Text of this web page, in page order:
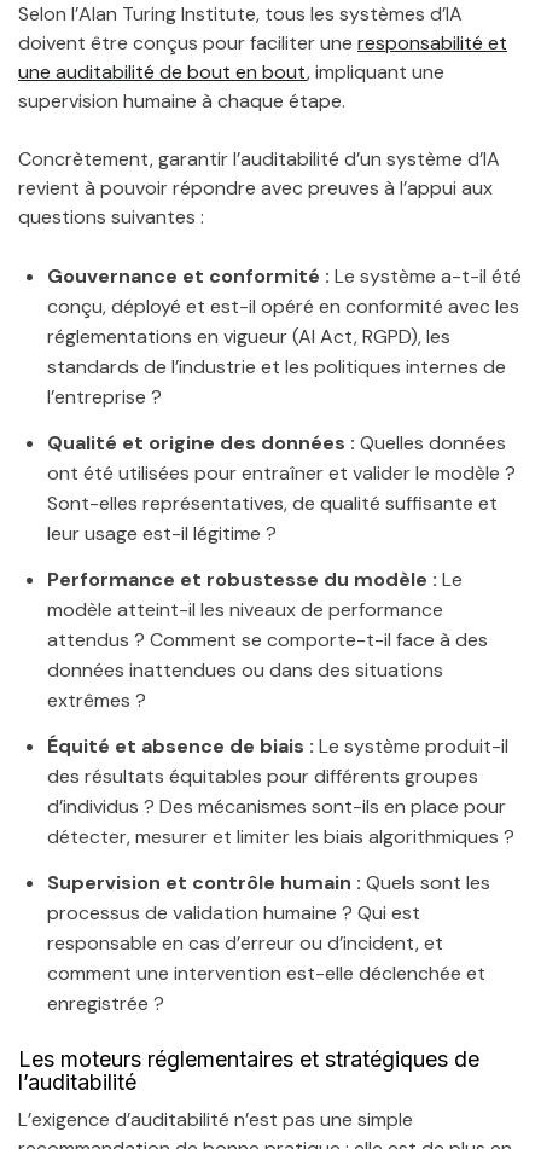
Selon l’Alan Turing Institute, tous les systèmes d’IA
doivent être conçus pour faciliter une responsabilité et
une auditabilité de bout en bout, impliquant une
supervision humaine à chaque étape.
Concrètement, garantir l’auditabilité d’un système d’IA
revient à pouvoir répondre avec preuves à l’appui aux
questions suivantes :
Gouvernance et conformité : Le système a-t-il été
conçu, déployé et est-il opéré en conformité avec les
réglementations en vigueur (AI Act, RGPD), les
standards de l’industrie et les politiques internes de
l’entreprise ?
Qualité et origine des données : Quelles données
ont été utilisées pour entraîner et valider le modèle ?
Sont-elles représentatives, de qualité suffisante et
leur usage est-il légitime ?
Performance et robustesse du modèle : Le
modèle atteint-il les niveaux de performance
attendus ? Comment se comporte-t-il face à des
données inattendues ou dans des situations
extrêmes ?
Équité et absence de biais : Le système produit-il
des résultats équitables pour différents groupes
d’individus ? Des mécanismes sont-ils en place pour
détecter, mesurer et limiter les biais algorithmiques ?
Supervision et contrôle humain : Quels sont les
processus de validation humaine ? Qui est
responsable en cas d’erreur ou d’incident, et
comment une intervention est-elle déclenchée et
enregistrée ?
Les moteurs réglementaires et stratégiques de
l’auditabilité
L’exigence d’auditabilité n’est pas une simple